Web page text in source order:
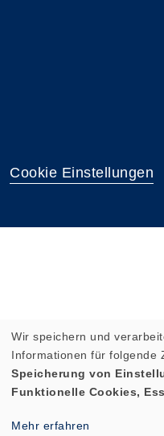
Cookie Einstellungen
Wir speichern und
Informationen für folgende
Speicherung von
Funktionelle Cookies,
Mehr erfahren